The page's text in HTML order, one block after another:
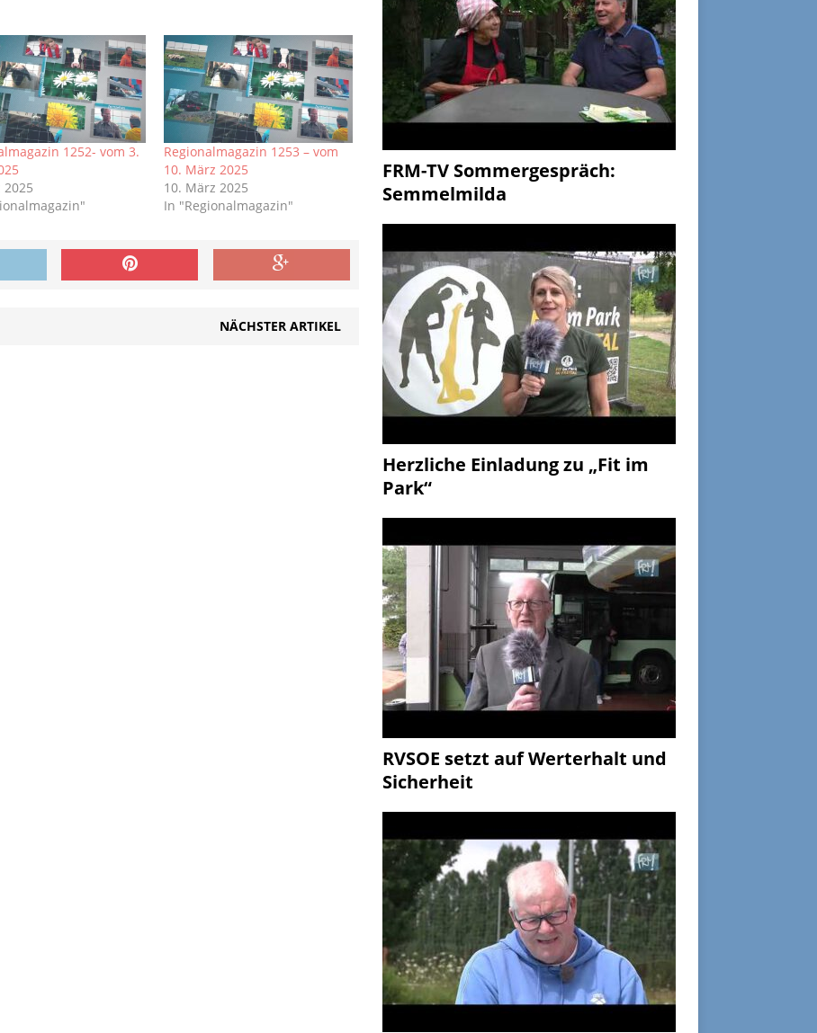
1252- vom 3.
2025
Regionalmagazin 1253 – vom
10. März 2025
10. März 2025
In "Regionalmagazin"
NÄCHSTER ARTIKEL
FRM-TV Sommergespräch:
Semmelmilda
Herzliche Einladung zu „Fit im
Park“
RVSOE setzt auf Werterhalt und
Sicherheit